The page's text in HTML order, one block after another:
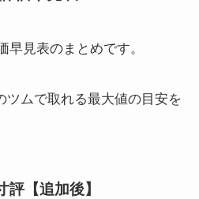
早見表のまとめです。
ツムで取れる最大値の目安を
【追加後】